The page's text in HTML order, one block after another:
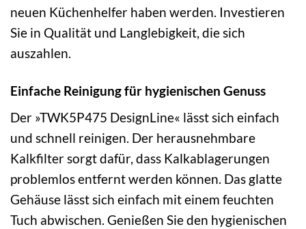
neuen Küchenhelfer haben werden. Investieren
Sie in Qualität und Langlebigkeit, die sich
auszahlen.
Einfache Reinigung für hygienischen Genuss
Der »TWK5P475 DesignLine« lässt sich einfach
und schnell reinigen. Der herausnehmbare
Kalkfilter sorgt dafür, dass Kalkablagerungen
problemlos entfernt werden können. Das glatte
Gehäuse lässt sich einfach mit einem feuchten
Tuch abwischen. Genießen Sie den hygienischen